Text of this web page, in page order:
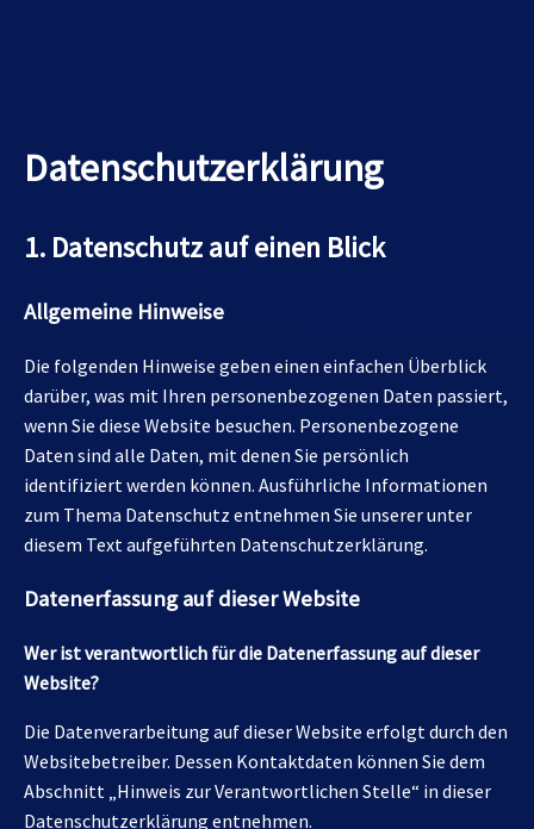
Datenschutz­erklärung
1. Datenschutz auf einen Blick
Allgemeine Hinweise
Die folgenden Hinweise geben einen einfachen Überblick
darüber, was mit Ihren personenbezogenen Daten passiert,
wenn Sie diese Website besuchen. Personenbezogene
Daten sind alle Daten, mit denen Sie persönlich
identifiziert werden können. Ausführliche Informationen
zum Thema Datenschutz entnehmen Sie unserer unter
diesem Text aufgeführten Datenschutzerklärung.
Datenerfassung auf dieser Website
Wer ist verantwortlich für die Datenerfassung auf dieser
Website?
Die Datenverarbeitung auf dieser Website erfolgt durch den
Websitebetreiber. Dessen Kontaktdaten können Sie dem
Abschnitt „Hinweis zur Verantwortlichen Stelle“ in dieser
Datenschutzerklärung entnehmen.